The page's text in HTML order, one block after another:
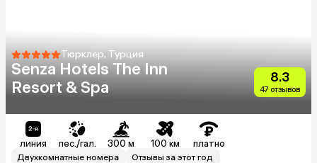
Тюрклер, Турция
Senza Hotels The Inn
Resort & Spa
8.3
47 отзывов
линия пес./гал. 300 м 100 км платно
Двухкомнатные номера
Отзывы за этот год